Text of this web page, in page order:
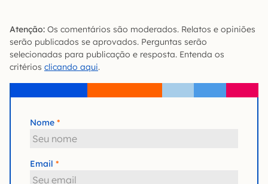
Atenção: Os comentários são moderados. Relatos e opiniões
serão publicados se aprovados. Perguntas serão
selecionadas para publicação e resposta. Entenda os
critérios clicando aqui.
Nome
Email